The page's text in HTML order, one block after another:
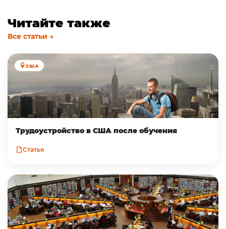
Читайте также
Все статьи →
США
Трудоустройство в CША после обучения
Статья